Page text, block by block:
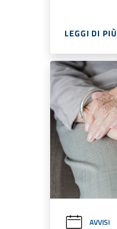
LEGGI DI PIÙ
AVVISI